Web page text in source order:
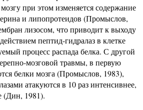
при этом изменяется содержание
и липопротеидов (Промыслов,
лизосом, что приводит к выходу
пептид-гидралаз в клетке
процесс распада белка. С другой
мозговой травмы, в первую
белки мозга (Промыслов, 1983),
атакуются в 10 раз интенсивнее,
(Дин, 1981).